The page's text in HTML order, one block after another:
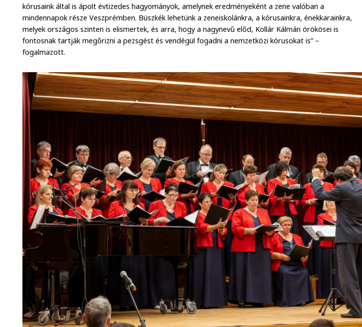
kórusaink által is ápolt évtizedes hagyományok, amelynek eredményeként a zene valóban a
mindennapok része Veszprémben. Büszkék lehetünk a zeneiskolánkra, a kórusainkra, énekkarainkra,
melyek országos szinten is elismertek, és arra, hogy a nagynevű előd, Kollár Kálmán örökösei is
fontosnak tartják megőrizni a pezsgést és vendégül fogadni a nemzetközi kórusokat is” –
fogalmazott.